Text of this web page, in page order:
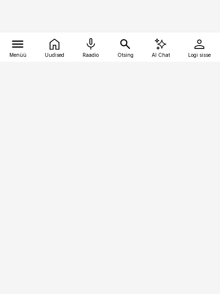
Menüü Uudised Raadio Otsing AI Chat Logi sisse